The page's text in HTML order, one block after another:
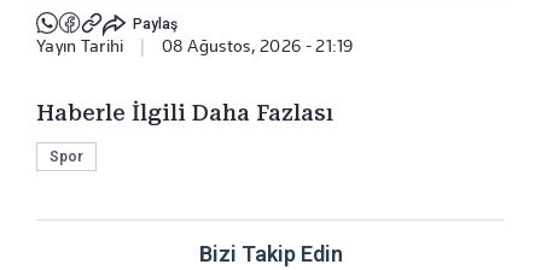
Paylaş
Yayın Tarihi 08 Ağustos, 2026 - 21:19
Haberle İlgili Daha Fazlası
Spor
Bizi Takip Edin